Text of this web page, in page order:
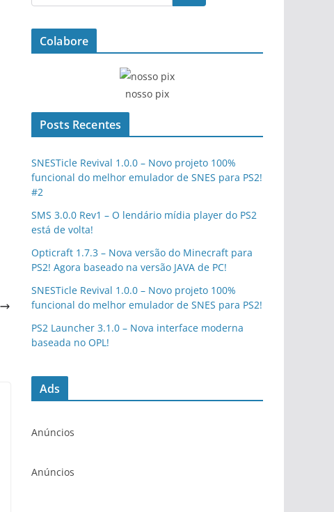
Colabore
nosso pix
Posts Recentes
SNESTicle Revival 1.0.0 – Novo projeto 100%
funcional do melhor emulador de SNES para PS2!
#2
SMS 3.0.0 Rev1 – O lendário mídia player do PS2
está de volta!
Opticraft 1.7.3 – Nova versão do Minecraft para
PS2! Agora baseado na versão JAVA de PC!
SNESTicle Revival 1.0.0 – Novo projeto 100%
funcional do melhor emulador de SNES para PS2!
PS2 Launcher 3.1.0 – Nova interface moderna
baseada no OPL!
Ads
Anúncios
Anúncios